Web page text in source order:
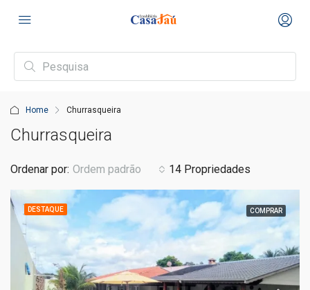
Home Churrasqueira
Churrasqueira
14 Propriedades
Ordenar por: Ordem padrão
DESTAQUE COMPRAR